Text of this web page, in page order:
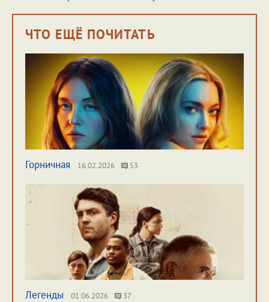
ЧТО ЕЩЁ ПОЧИТАТЬ
Горничная 16.02.2026 53
Легенды 01.06.2026 37